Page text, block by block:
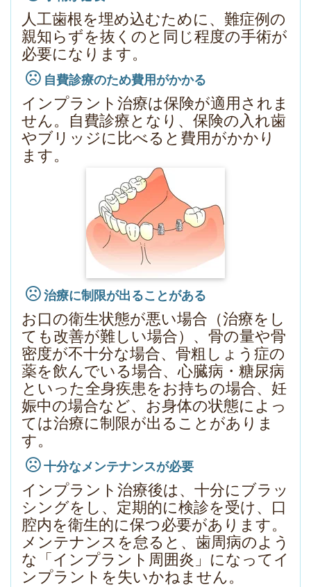
人工歯根を埋め込むために、難症例の
親知らずを抜くのと同じ程度の手術が
必要になります。
自費診療のため費用がかかる
インプラント治療は保険が適用されま
せん。自費診療となり、保険の入れ歯
やブリッジに比べると費用がかかり
ます。
治療に制限が出ることがある
お口の衛生状態が悪い場合（治療をし
ても改善が難しい場合）、骨の量や骨
密度が不十分な場合、骨粗しょう症の
薬を飲んでいる場合、心臓病・糖尿病
といった全身疾患をお持ちの場合、妊
娠中の場合など、お身体の状態によっ
ては治療に制限が出ることがありま
す。
十分なメンテナンスが必要
インプラント治療後は、十分にブラッ
シングをし、定期的に検診を受け、口
腔内を衛生的に保つ必要があります。
メンテナンスを怠ると、歯周病のよう
な「インプラント周囲炎」になってイ
ンプラントを失いかねません。